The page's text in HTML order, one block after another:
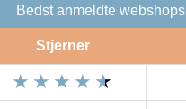
Bedst anmeldte webshops
Stjerner